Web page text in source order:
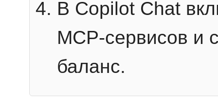
В Copilot Chat
MCP-сервисов и
баланс.